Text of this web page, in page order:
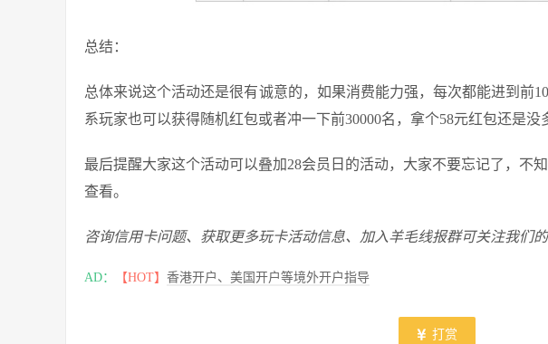
总结：
总体来说这个活动还是很有诚意的，如果消费能力强，每次都能进到前
系玩家也可以获得随机红包或者冲一下前30000名，拿个58元红包还是没
最后提醒大家这个活动可以叠加28会员日的活动，大家不要忘记了，不
查看。
咨询信用卡问题、获取更多玩卡活动信息、加入羊毛线报群可关注我们的
AD： 【HOT】 香港开户、美国开户等境外开户指导
打赏